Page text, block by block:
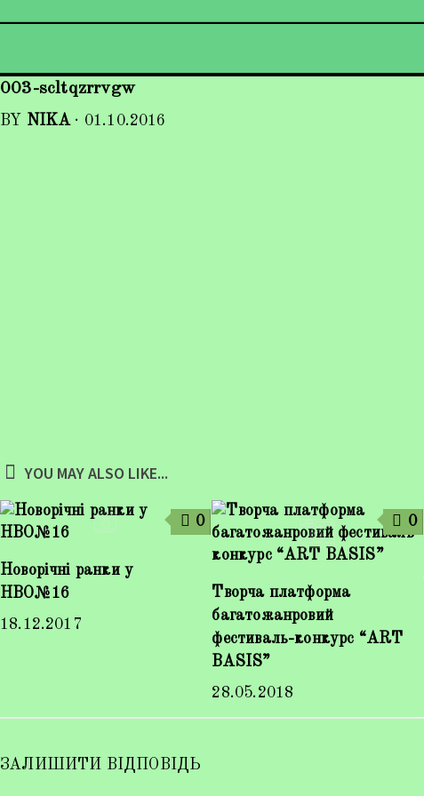
003-scltqzrrvgw
BY NIKA · 01.10.2016
YOU MAY ALSO LIKE...
0
Новорічні ранки у
НВО№16
18.12.2017
0
Творча платформа
багатожанровий
фестиваль-конкурс “ART
BASIS”
28.05.2018
ЗАЛИШИТИ ВІДПОВІДЬ